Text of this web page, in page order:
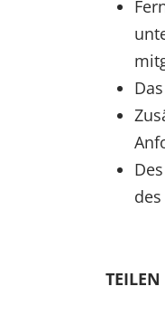
des
TEILEN